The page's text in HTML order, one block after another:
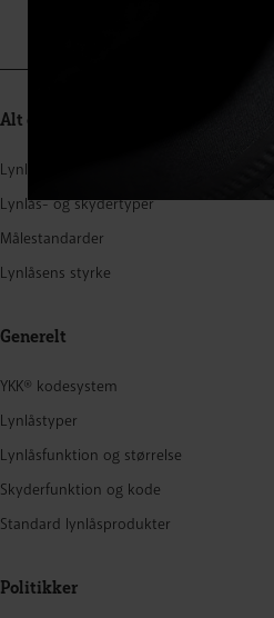
Alt om lynlåse
Lynlåsstruktur
Lynlås- og skydertyper
Målestandarder
Lynlåsens styrke
Generelt
YKK® kodesystem
Lynlåstyper
Lynlåsfunktion og størrelse
Skyderfunktion og kode
Standard lynlåsprodukter
Politikker